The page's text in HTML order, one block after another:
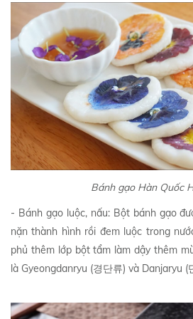
Bánh gạo Hàn Quốc
- Bánh gạo luộc, nấu: Bột bánh gạo
nặn thành hình rồi đem luộc trong
phủ thêm lớp bột tẩm làm dậy thêm
là Gyeongdanryu (경단류) và Danjaryu (